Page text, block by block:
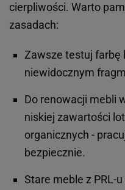
cierpliwości. Warto
zasadach:
Zawsze testuj farbę
niewidocznym
Do renowacji mebli
niskiej zawartości
organicznych -
bezpiecznie.
Stare meble z PRL-